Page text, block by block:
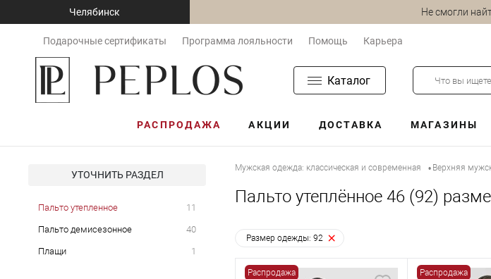
Челябинск Не смогли
Подарочные сертификаты Программа лояльности Помощь Карьера
Каталог
РАСПРОДАЖА АКЦИИ ДОСТАВКА МАГАЗИНЫ
УТОЧНИТЬ РАЗДЕЛ
Пальто утепленное 11
Пальто демисезонное 40
Плащи 1
Мужская одежда: классическая и современная • Верхняя
Пальто утеплённое 46 (92)
Размер одежды: 92
Распродажа Распродажа